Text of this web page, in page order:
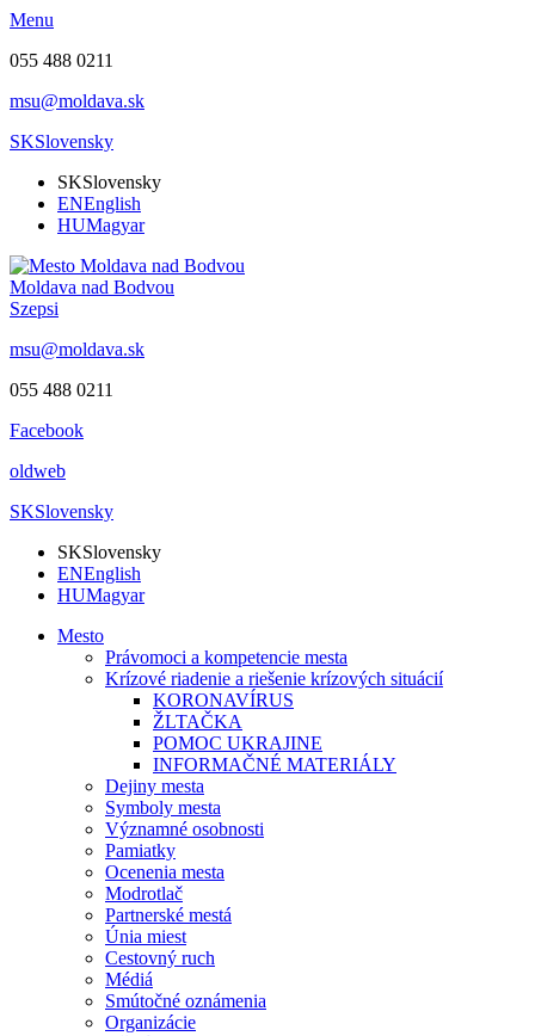
Menu
055 488 0211
msu@moldava.sk
SKSlovensky
SKSlovensky
ENEnglish
HUMagyar
Moldava nad Bodvou
Szepsi
msu@moldava.sk
055 488 0211
Facebook
oldweb
SKSlovensky
SKSlovensky
ENEnglish
HUMagyar
Mesto
Právomoci a kompetencie mesta
Krízové riadenie a riešenie krízových situácií
KORONAVÍRUS
ŽLTAČKA
POMOC UKRAJINE
INFORMAČNÉ MATERIÁLY
Dejiny mesta
Symboly mesta
Významné osobnosti
Pamiatky
Ocenenia mesta
Modrotlač
Partnerské mestá
Únia miest
Cestovný ruch
Médiá
Smútočné oznámenia
Organizácie